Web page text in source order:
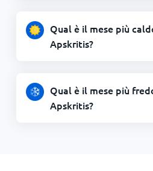
Qual è il mese più
Apskritis?
Qual è il mese più
Apskritis?